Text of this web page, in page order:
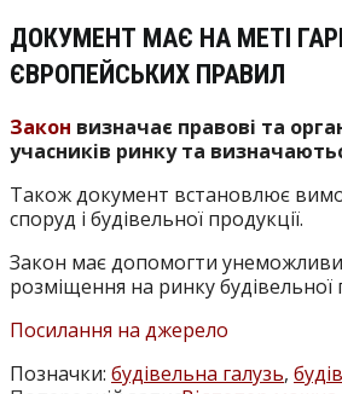
ДОКУМЕНТ МАЄ НА МЕТІ
ЄВРОПЕЙСЬКИХ ПРАВИЛ
Закон визначає правові та
учасників ринку та
Також документ встановлює
споруд і будівельної продукції.
Закон має допомогти
розміщення на ринку будівельної
Посилання на джерело
Позначки: будівельна галузь,